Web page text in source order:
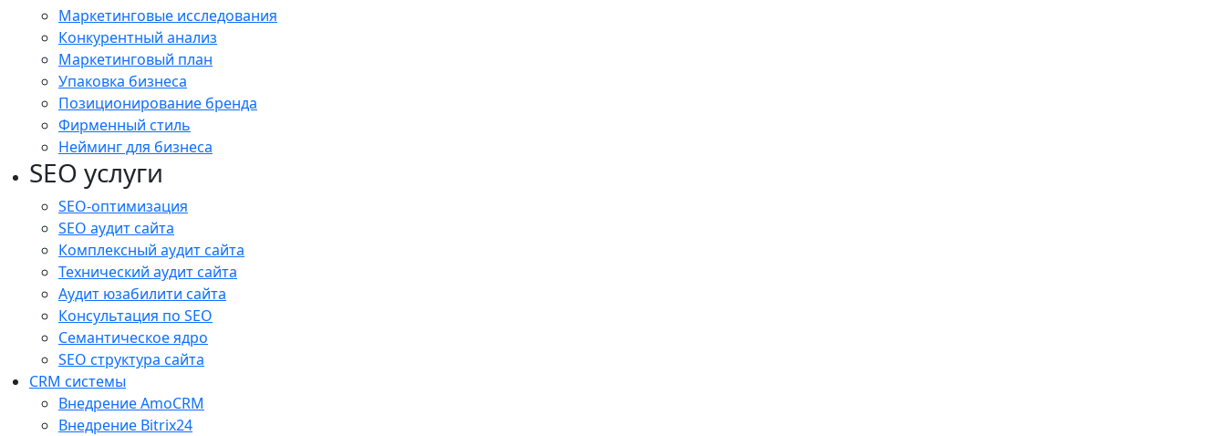
Маркетинговые исследования
Конкурентный анализ
Маркетинговый план
Упаковка бизнеса
Позиционирование бренда
Фирменный стиль
Нейминг для бизнеса
SEO услуги
SEO-оптимизация
SEO аудит сайта
Комплексный аудит сайта
Технический аудит сайта
Аудит юзабилити сайта
Консультация по SEO
Семантическое ядро
SEO структура сайта
CRM системы
Внедрение AmoCRM
Внедрение Bitrix24